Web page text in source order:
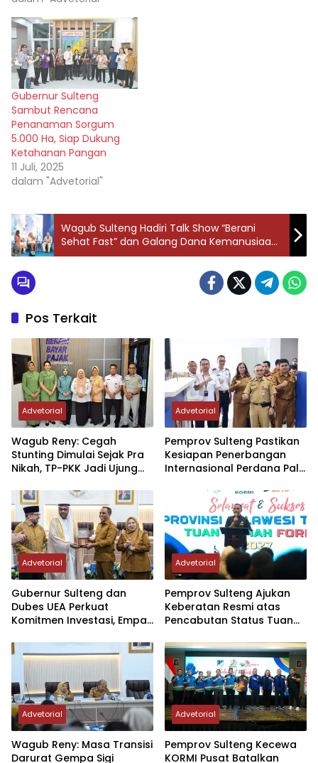
Gubernur Sulteng
Sambut Rencana
Penanaman Sorgum
5.000 Ha, Siap Dukung
Ketahanan Pangan
11 Juli, 2025
dalam "Advetorial"
Wagub Sulteng Hadiri Talk Show “Berani
Sehat Fast” dan Galang Dana Kemanusiaan
untuk Sumatra
Pos Terkait
Advetorial
Wagub Reny: Cegah
Stunting Dimulai Sejak Pra
Nikah, TP-PKK Jadi Ujung
Advetorial
Pemprov Sulteng Pastikan
Kesiapan Penerbangan
Internasional Perdana Palu
Advetorial
Gubernur Sulteng dan
Dubes UEA Perkuat
Komitmen Investasi, Empat
Advetorial
Pemprov Sulteng Ajukan
Keberatan Resmi atas
Pencabutan Status Tuan
2027
Advetorial
Wagub Reny: Masa Transisi
Darurat Gempa Sigi
Advetorial
Pemprov Sulteng Kecewa
KORMI Pusat Batalkan